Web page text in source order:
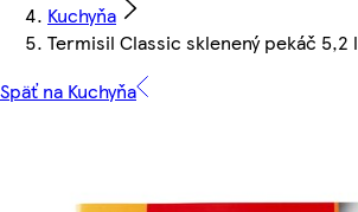
Kuchyňa
Termisil Classic sklenený pekáč 5,2 l
Späť na Kuchyňa